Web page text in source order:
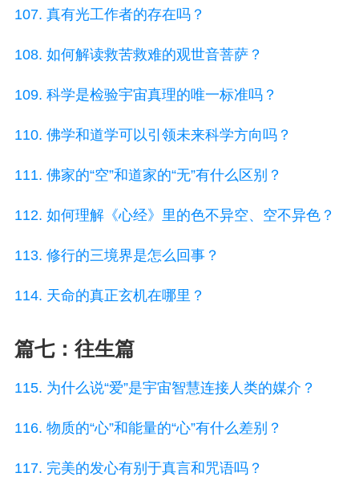
107. 真有光工作者的存在吗？
108. 如何解读救苦救难的观世音菩萨？
109. 科学是检验宇宙真理的唯一标准吗？
110. 佛学和道学可以引领未来科学方向吗？
111. 佛家的“空”和道家的“无”有什么区别？
112. 如何理解《心经》里的色不异空、空不异色？
113. 修行的三境界是怎么回事？
114. 天命的真正玄机在哪里？
篇七：往生篇
115. 为什么说“爱”是宇宙智慧连接人类的媒介？
116. 物质的“心”和能量的“心”有什么差别？
117. 完美的发心有别于真言和咒语吗？